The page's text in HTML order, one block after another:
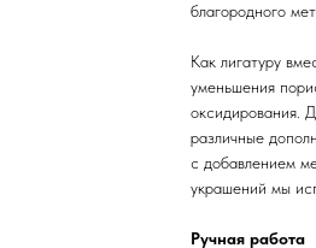
благородного
Как лигатуру
уменьшения
оксидирования.
различные
с добавлением
украшений мы
Ручная работа